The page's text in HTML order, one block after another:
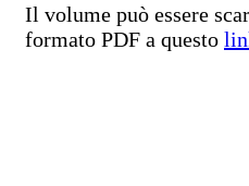
Il volume può essere
formato PDF a questo